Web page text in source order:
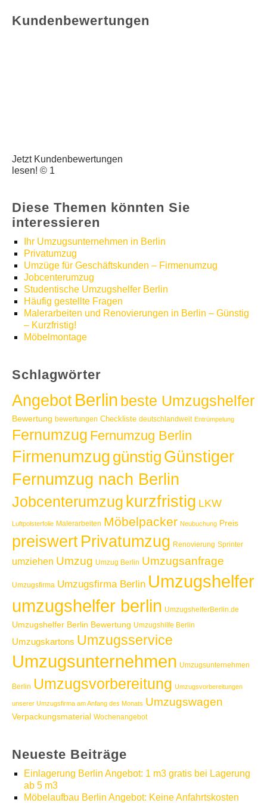
Kundenbewertungen
Jetzt Kundenbewertungen
lesen! © 1
Diese Themen könnten Sie
interessieren
Ihr Umzugsunternehmen in Berlin
Privatumzug
Umzüge für Geschäftskunden – Firmenumzug
Jobcenterumzug
Studentische Umzugshelfer Berlin
Häufig gestellte Fragen
Malerarbeiten und Renovierungen in Berlin – Günstig
– Kurzfristig!
Möbelmontage
Schlagwörter
AngebotBerlin beste Umzugshelfer
Bewertung bewertungen Checkliste deutschlandweit Entrümpelung
Fernumzug Fernumzug Berlin
Firmenumzug günstig Günstiger
Fernumzug nach Berlin
Jobcenterumzug kurzfristig LKW
Luftpolsterfolie Malerarbeiten Möbelpacker Neubuchung Preis
preiswert Privatumzug Renovierung Sprinter
umziehen Umzug Umzug Berlin Umzugsanfrage
Umzugsfirma Umzugsfirma Berlin Umzugshelfer
umzugshelfer berlin UmzugshelferBerlin.de
Umzugshelfer Berlin Bewertung Umzugshilfe Berlin
Umzugskartons Umzugsservice
Umzugsunternehmen Umzugsunternehmen
Berlin Umzugsvorbereitung Umzugsvorbereitungen
unserer Umzugsfirma am Anfang des Monats Umzugswagen
Verpackungsmaterial Wochenangebot
Neueste Beiträge
Einlagerung Berlin Angebot: 1 m3 gratis bei Lagerung
ab 5 m3
Möbelaufbau Berlin Angebot: Keine Anfahrtskosten